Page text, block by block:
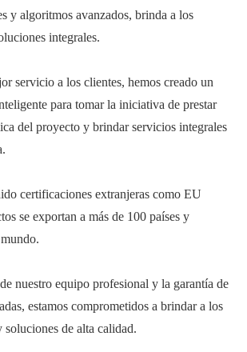
y algoritmos avanzados, brinda a los
integrales.
servicio a los clientes, hemos creado un
para tomar la iniciativa de prestar
del proyecto y brindar servicios integrales
certificaciones extranjeras como EU
se exportan a más de 100 países y
nuestro equipo profesional y la garantía de
estamos comprometidos a brindar a los
soluciones de alta calidad.